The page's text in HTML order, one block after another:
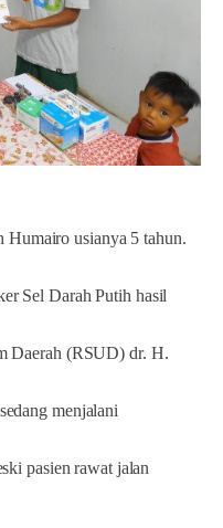
Humairo usianya 5 tahun.
Sel Darah Putih hasil
Daerah (RSUD) dr. H.
menjalani
pasien rawat jalan